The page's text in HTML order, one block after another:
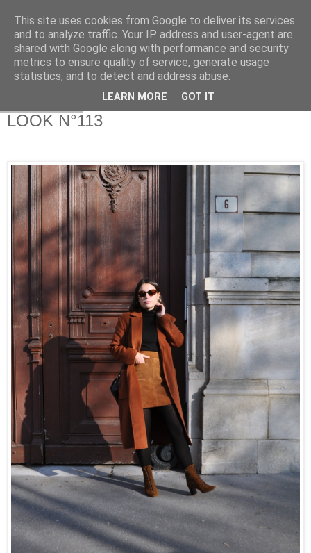
LOOK N°113
This site uses cookies from Google to deliver its services
and to analyze traffic. Your IP address and user-agent are
shared with Google along with performance and security
metrics to ensure quality of service, generate usage
statistics, and to detect and address abuse.
LEARN MORE GOT IT